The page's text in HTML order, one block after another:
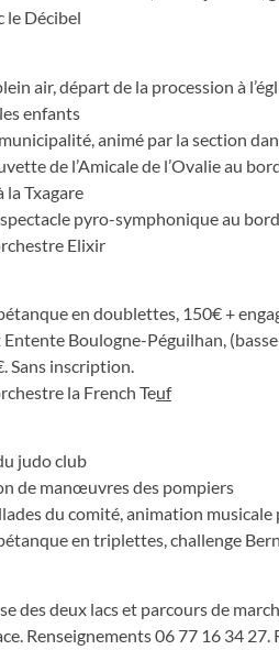
le Décibel
air, départ de la procession à
enfants
animé par la section
de l’Amicale de l’Ovalie au
la Txagare
pyro-symphonique au
Elixir
en doublettes, 150€ +
Boulogne-Péguilhan,
Sans inscription.
la French Teuf
judo club
de manœuvres des pompiers
du comité, animation musicale
en triplettes, challenge
des deux lacs et parcours de
Renseignements 06 77 16 34 27.